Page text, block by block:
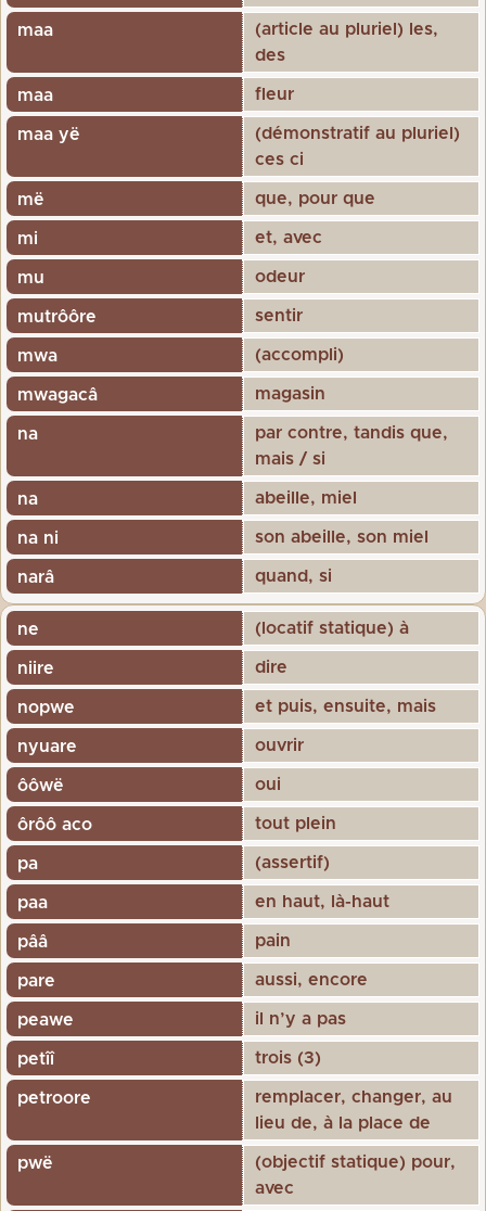
maa
(article au pluriel) les,
des
maa fleur
maa yë
(démonstratif au pluriel)
ces ci
më que, pour que
mi et, avec
mu odeur
mutrôôre sentir
mwa (accompli)
mwagacâ magasin
na
par contre, tandis que,
mais / si
na abeille, miel
na ni son abeille, son miel
narâ quand, si
ne (locatif statique) à
niire dire
nopwe et puis, ensuite, mais
nyuare ouvrir
ôôwë oui
ôrôô aco tout plein
pa (assertif)
paa en haut, là-haut
pââ pain
pare aussi, encore
peawe il n’y a pas
petîî trois (3)
petroore
remplacer, changer, au
lieu de, à la place de
pwë
(objectif statique) pour,
avec